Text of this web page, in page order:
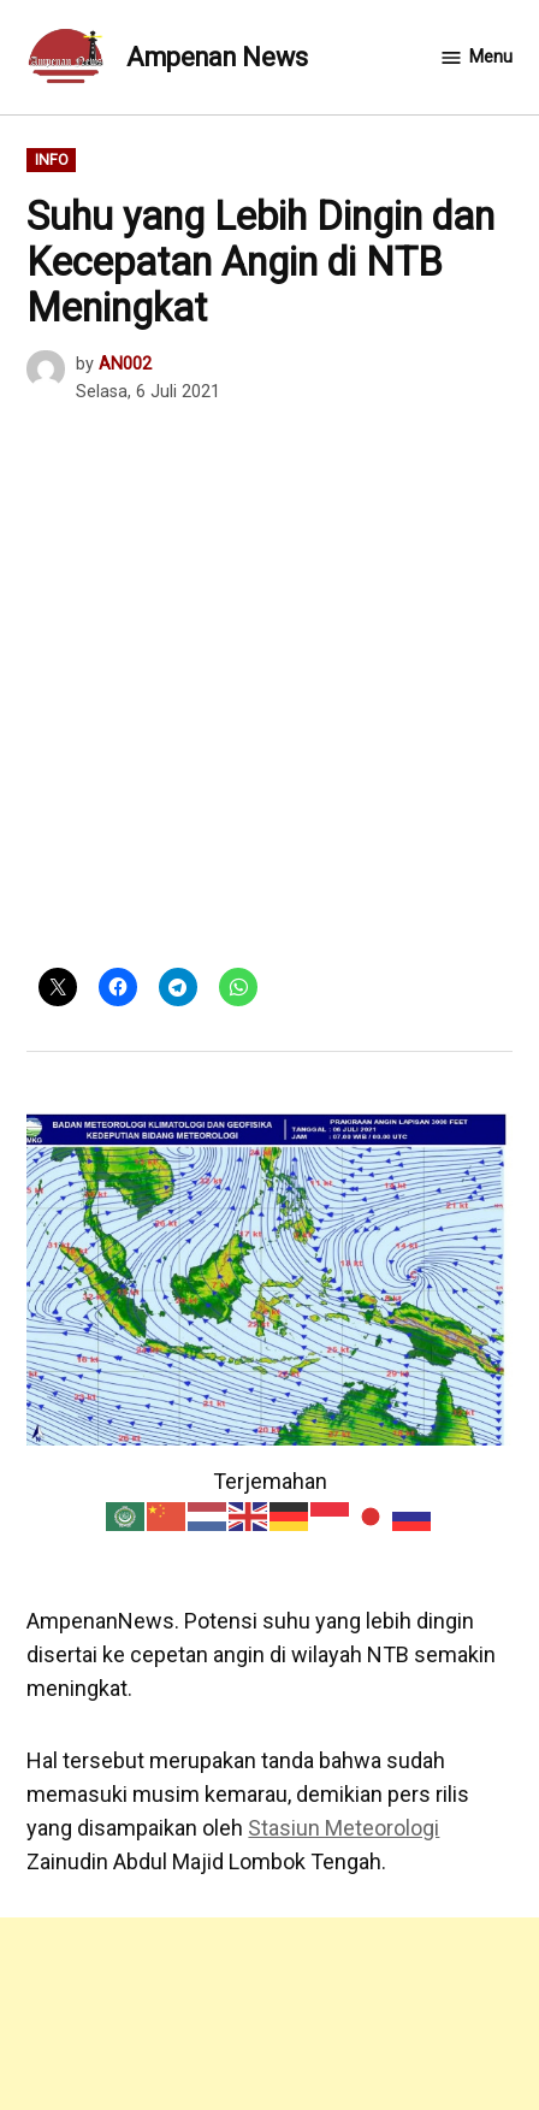
content
Ampenan News Menu
POSTED
IN
INFO
Suhu yang Lebih Dingin dan
Kecepatan Angin di NTB
Meningkat
by AN002
Selasa, 6 Juli 2021
Terjemahan
AmpenanNews. Potensi suhu yang lebih dingin
disertai ke cepetan angin di wilayah NTB semakin
meningkat.
Hal tersebut merupakan tanda bahwa sudah
memasuki musim kemarau, demikian pers rilis
yang disampaikan oleh Stasiun Meteorologi
Zainudin Abdul Majid Lombok Tengah.